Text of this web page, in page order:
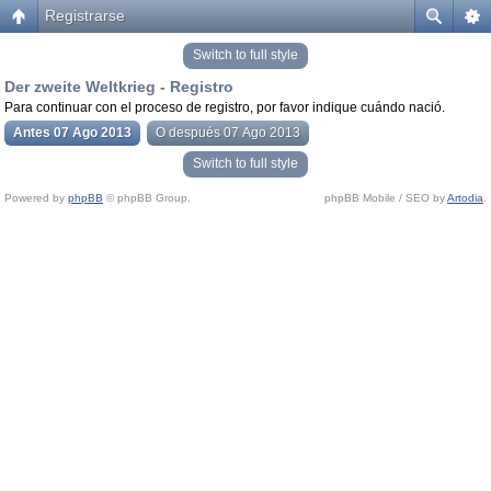
Registrarse
Switch to full style
Der zweite Weltkrieg - Registro
Para continuar con el proceso de registro, por favor indique cuándo nació.
Antes 07 Ago 2013
O después 07 Ago 2013
Switch to full style
Powered by phpBB © phpBB Group. phpBB Mobile / SEO byArtodia